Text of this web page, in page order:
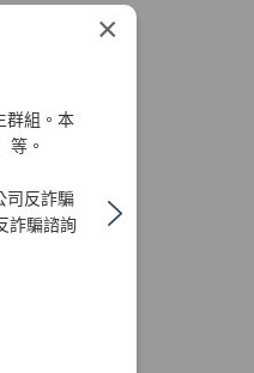
×
群組。本
等。
司反詐騙
詐騙諮詢